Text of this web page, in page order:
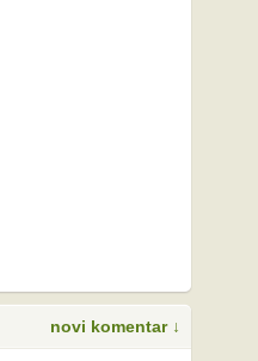
novi komentar ↓